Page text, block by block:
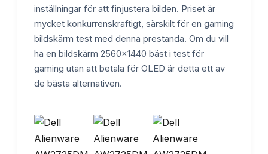
inställningar för att finjustera bilden. Priset är
mycket konkurrenskraftigt, särskilt för en gaming
bildskärm test med denna prestanda. Om du vill
ha en bildskärm 2560x1440 bäst i test för
gaming utan att betala för OLED är detta ett av
de bästa alternativen.